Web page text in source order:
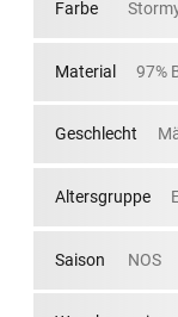
Farbe
Material 97%
Geschlecht
Altersgruppe
Saison NOS